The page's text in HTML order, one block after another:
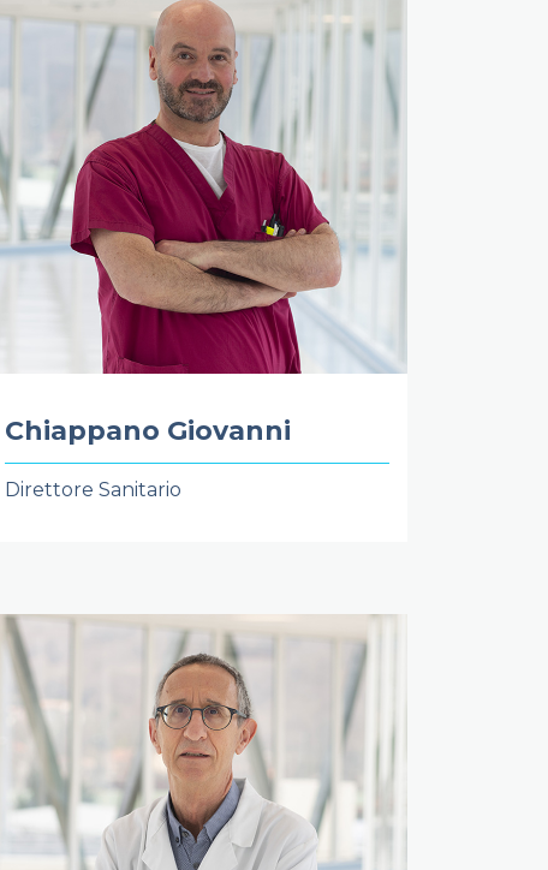
Chiappano Giovanni
Direttore Sanitario